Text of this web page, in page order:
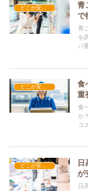
どこが安い？-食品・食材
青
で
青
を
パ
どこが安い？-食品・食材
食
重
食
か
コ
どこが安い？-食品・食材
が
日